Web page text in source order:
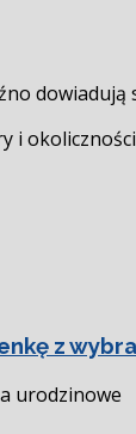
i
z
urodzinowe